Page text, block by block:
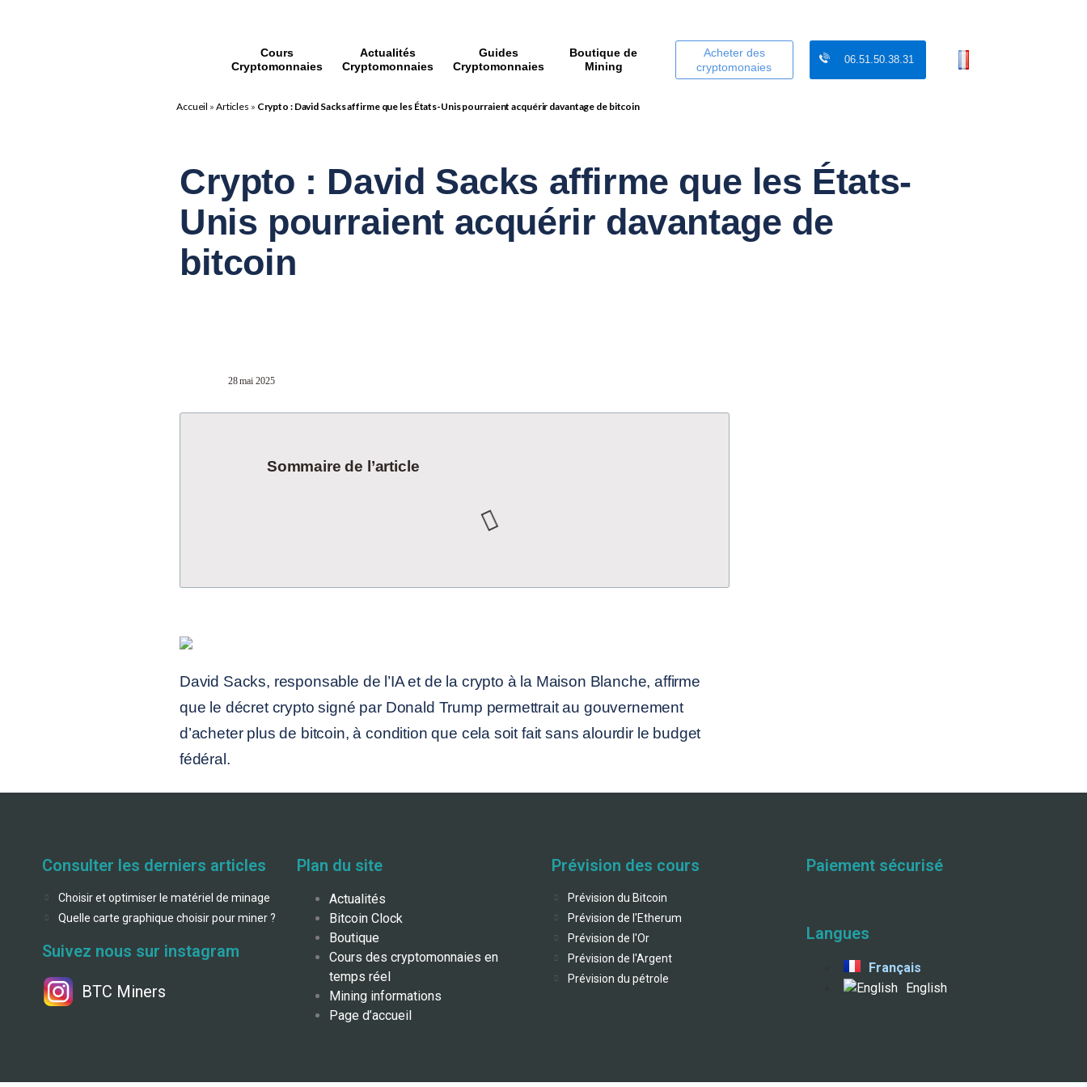
Cours
Cryptomonnaies
Actualités
Cryptomonnaies
Guides
Cryptomonnaies
Boutique de
Mining
Acheter des
cryptomonaies
06.51.50.38.31
Accueil » Articles » Crypto : David Sacks affirme que les États-Unis pourraient acquérir davantage de bitcoin
Crypto : David Sacks affirme que les États-
Unis pourraient acquérir davantage de
bitcoin
28 mai 2025
Sommaire de l’article
David Sacks, responsable de l’IA et de la crypto à la Maison Blanche, affirme
que le décret crypto signé par Donald Trump permettrait au gouvernement
d’acheter plus de bitcoin, à condition que cela soit fait sans alourdir le budget
fédéral.
Consulter les derniers articles
Choisir et optimiser le matériel de minage
Quelle carte graphique choisir pour miner ?
Suivez nous sur instagram
BTC Miners
Plan du site
Actualités
Bitcoin Clock
Boutique
Cours des cryptomonnaies en
temps réel
Mining informations
Page d’accueil
Prévision des cours
Prévision du Bitcoin
Prévision de l'Etherum
Prévision de l'Or
Prévision de l'Argent
Prévision du pétrole
Paiement sécurisé
Langues
Français
English